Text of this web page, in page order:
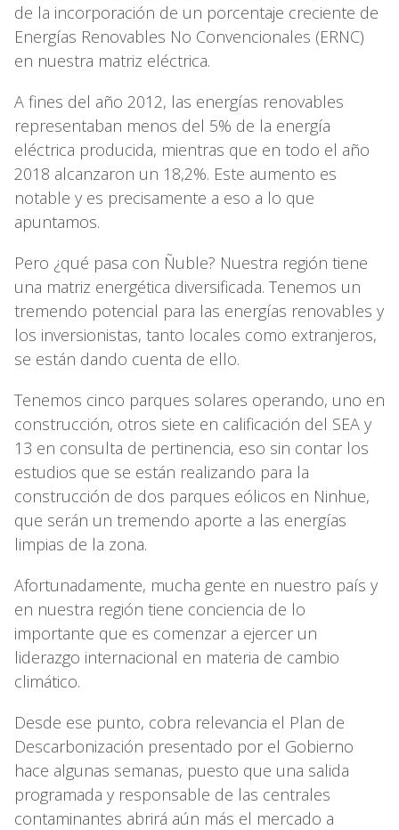
de la incorporación de un porcentaje creciente de
Energías Renovables No Convencionales (ERNC)
en nuestra matriz eléctrica.
A fines del año 2012, las energías renovables
representaban menos del 5% de la energía
eléctrica producida, mientras que en todo el año
2018 alcanzaron un 18,2%. Este aumento es
notable y es precisamente a eso a lo que
apuntamos.
Pero ¿qué pasa con Ñuble? Nuestra región tiene
una matriz energética diversificada. Tenemos un
tremendo potencial para las energías renovables y
los inversionistas, tanto locales como extranjeros,
se están dando cuenta de ello.
Tenemos cinco parques solares operando, uno en
construcción, otros siete en calificación del SEA y
13 en consulta de pertinencia, eso sin contar los
estudios que se están realizando para la
construcción de dos parques eólicos en Ninhue,
que serán un tremendo aporte a las energías
limpias de la zona.
Afortunadamente, mucha gente en nuestro país y
en nuestra región tiene conciencia de lo
importante que es comenzar a ejercer un
liderazgo internacional en materia de cambio
climático.
Desde ese punto, cobra relevancia el Plan de
Descarbonización presentado por el Gobierno
hace algunas semanas, puesto que una salida
programada y responsable de las centrales
contaminantes abrirá aún más el mercado a